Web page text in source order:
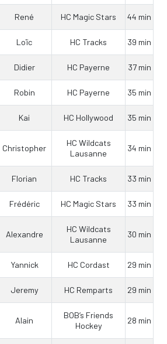
René HC Magic Stars 44 min
Loïc HC Tracks 39 min
Didier HC Payerne 37 min
Robin HC Payerne 35 min
Kai HC Hollywood 35 min
Christopher
HC Wildcats
Lausanne
34 min
Florian HC Tracks 33 min
Frédéric HC Magic Stars 33 min
Alexandre
HC Wildcats
Lausanne
30 min
Yannick HC Cordast 29 min
Jeremy HC Remparts 29 min
Alain
BOB’s Friends
Hockey
28 min